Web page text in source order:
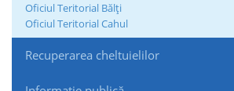
Oficiul Teritorial Bălţi
Oficiul Teritorial Cahul
Recuperarea cheltuielilor